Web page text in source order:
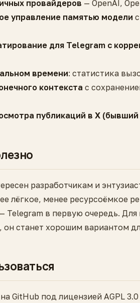
провайдеров — OpenAI,
управление памятью модели
для Telegram с
времени: статистика
контекста с
публикаций в X
разработчикам и
лёгкое, менее ресурсоёмкое
Telegram в первую очередь.
он станет хорошим вариантом
GitHub под лицензией AGPL